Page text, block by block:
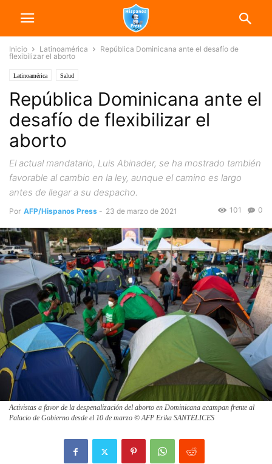
Inicio Latinoamérica
República Dominicana ante el desafío de
flexibilizar el aborto
Latinoamérica Salud
República Dominicana ante el
desafío de flexibilizar el
aborto
El actual mandatario, Luis Abinader, se ha mostrado también
favorable al cambio en la ley, aunque el camino es largo
antes de llegar a su despacho.
Por AFP/Hispanos Press - 23 de marzo de 2021 0
101
Activistas a favor de la despenalización del aborto en Dominicana acampan frente al
Palacio de Gobierno desde el 10 de marzo © AFP Erika SANTELICES